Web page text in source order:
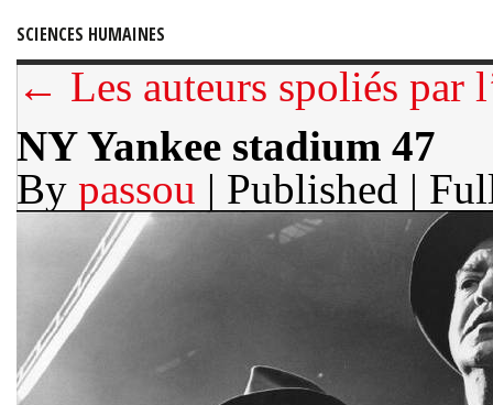
SCIENCES HUMAINES
← Les auteurs spoliés par
NY Yankee stadium 47
By passou | Published |